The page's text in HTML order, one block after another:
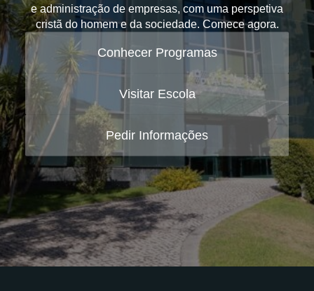
e administração de empresas, com uma perspetiva
cristã do homem e da sociedade. Comece agora.
Conhecer Programas
Visitar Escola
Pedir Informações